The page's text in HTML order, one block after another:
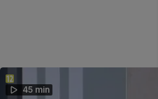
45 min